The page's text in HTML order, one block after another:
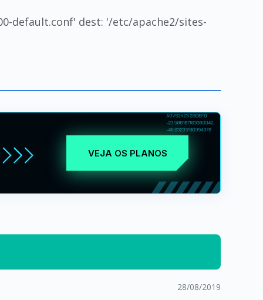
default.conf' dest: '/etc/apache2/sites-
VEJA OS PLANOS
28/08/2019